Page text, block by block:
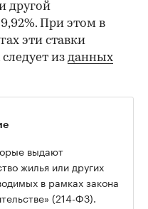
другой
При этом в
эти ставки
из данных
выдают
жилья или других
в рамках закона
(214-ФЗ).